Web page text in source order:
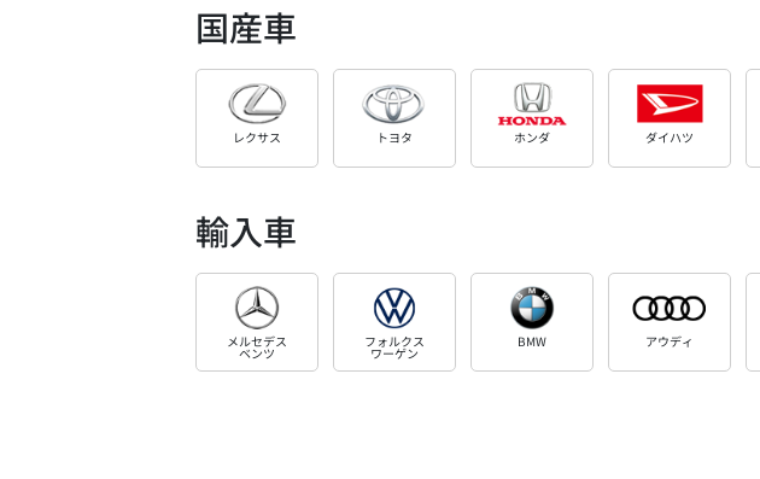
国産車
レクサス トヨタ ホンダ ダイハツ
輸入車
メルセデス
ベンツ
フォルクス
ワーゲン
BMW アウディ